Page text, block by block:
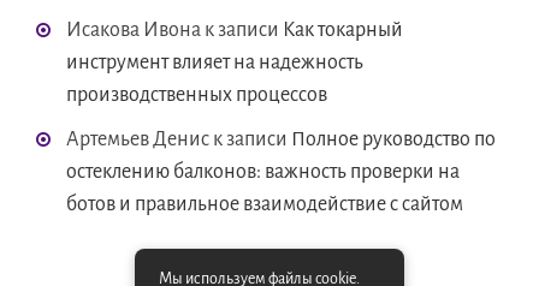
Исакова Ивона к записи Как токарный
инструмент влияет на надежность
производственных процессов
Артемьев Денис к записи Полное руководство по
остеклению балконов: важность проверки на
ботов и правильное взаимодействие с сайтом
Мы используем файлы cookie.